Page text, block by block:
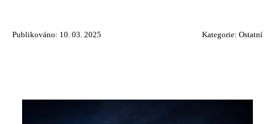
Publikováno: 10. 03. 2025 Kategorie: Ostatní